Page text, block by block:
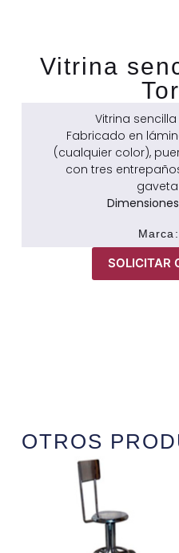
Vitrina
Vitrina
Fabricado en
(cualquier color),
con tres
gaveta
SOLICITAR
OTROS